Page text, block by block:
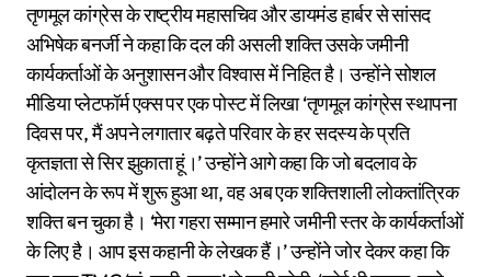
तृणमूल कांग्रेस के राष्ट्रीय महासचिव और डायमंड हार्बर से सांसद
अभिषेक बनर्जी ने कहा कि दल की असली शक्ति उसके जमीनी
कार्यकर्ताओं के अनुशासन और विश्वास में निहित है। उन्होंने सोशल
मीडिया प्लेटफॉर्म एक्स पर एक पोस्ट में लिखा ‘तृणमूल कांग्रेस स्थापना
दिवस पर, मैं अपने लगातार बढ़ते परिवार के हर सदस्य के प्रति
कृतज्ञता से सिर झुकाता हूं।’ उन्होंने आगे कहा कि जो बदलाव के
आंदोलन के रूप में शुरू हुआ था, वह अब एक शक्तिशाली लोकतांत्रिक
शक्ति बन चुका है। ‘मेरा गहरा सम्मान हमारे जमीनी स्तर के कार्यकर्ताओं
के लिए है। आप इस कहानी के लेखक हैं।’ उन्होंने जोर देकर कहा कि